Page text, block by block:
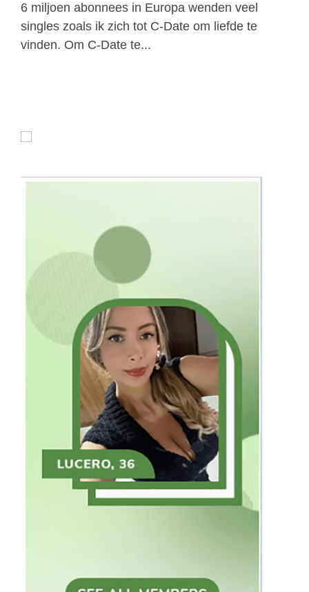
6 miljoen abonnees in Europa wenden veel
singles zoals ik zich tot C-Date om liefde te
vinden. Om C-Date te...